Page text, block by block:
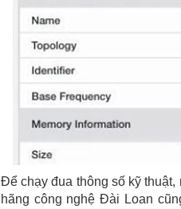
Để chạy đua thông số kỹ
hãng công nghệ Đài Loan